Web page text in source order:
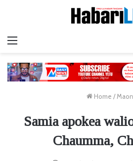
Home /
Samia apokea
Chaumma,